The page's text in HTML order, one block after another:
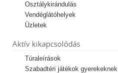
Osztálykirándulás
Vendéglátóhelyek
Üzletek
Aktív kikapcsolódás
Túraleírások
Szabadtéri játékok gyerekeknek